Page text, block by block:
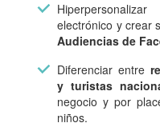
electrónico y crear
Audiencias de
Diferenciar entre
y turistas
negocio y por
niños.